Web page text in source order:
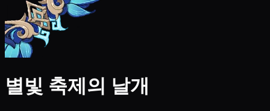
별빛 축제의 날개